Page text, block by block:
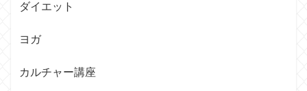
ダイエット
ヨガ
カルチャー講座